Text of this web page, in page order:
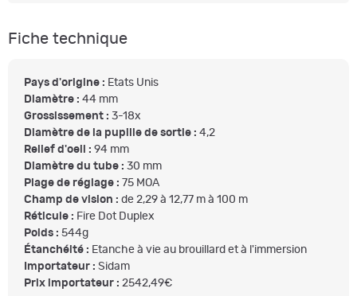
Fiche technique
Pays d'origine : Etats Unis
Diamètre : 44 mm
Grossissement : 3-18x
Diamètre de la pupille de sortie : 4,2
Relief d'oeil : 94 mm
Diamètre du tube : 30 mm
Plage de réglage : 75 MOA
Champ de vision : de 2,29 à 12,77 m à 100 m
Réticule : Fire Dot Duplex
Poids : 544g
Étanchéité : Etanche à vie au brouillard et à l'immersion
Importateur : Sidam
Prix importateur : 2542,49€